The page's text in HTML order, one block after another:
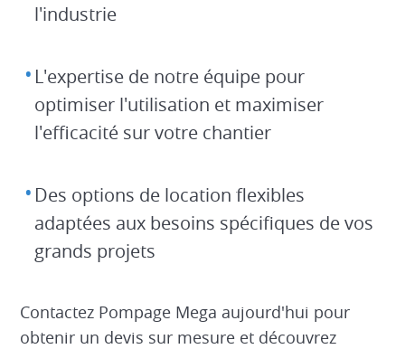
l'industrie
L'expertise de notre équipe pour
optimiser l'utilisation et maximiser
l'efficacité sur votre chantier
Des options de location flexibles
adaptées aux besoins spécifiques de vos
grands projets
Contactez Pompage Mega aujourd'hui pour
obtenir un devis sur mesure et découvrez